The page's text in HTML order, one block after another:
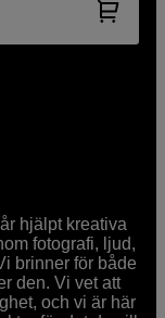
hjälpt kreativa
fotografi, ljud,
brinner för både
den. Vi vet att
och vi är här